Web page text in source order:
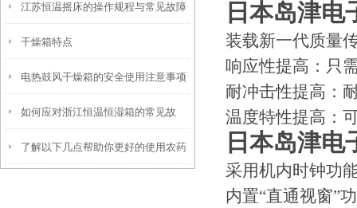
问题不要慌！
江苏恒温摇床的操作规程与常见故障
排除指南
干燥箱特点
电热鼓风干燥箱的安全使用注意事项
有哪些？
如何应对浙江恒温恒湿箱的常见故
障？
了解以下几点帮助你更好的使用农药
日本岛津电
装载新一代质量
响应性提高：只
耐冲击性提高：
温度特性提高：
日本岛津电
采用机内时钟功
内置“直通视窗”